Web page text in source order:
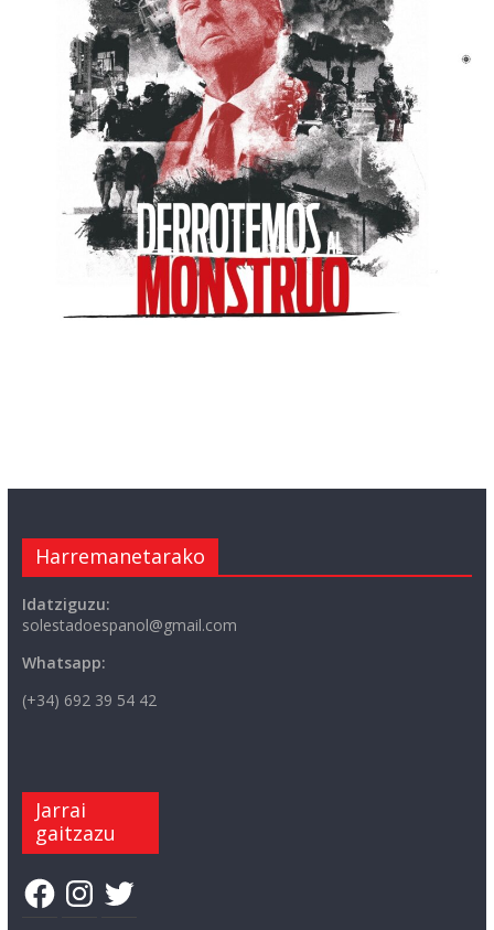
Harremanetarako
Idatziguzu:
solestadoespanol@gmail.com
Whatsapp:
(+34) 692 39 54 42
Jarrai
gaitzazu
FacebookInstagram
Twitter